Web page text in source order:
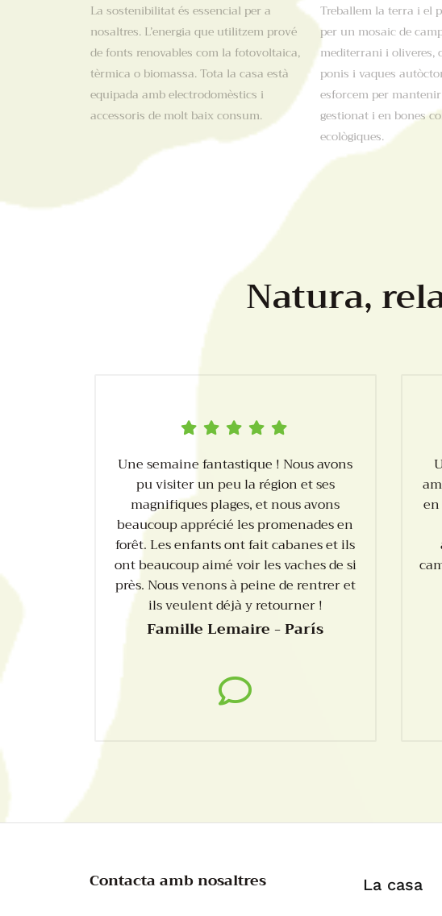
La sostenibilitat és essencial per a
nosaltres. L’energia que utilitzem prové
de fonts renovables com la fotovoltaica,
tèrmica o biomassa. Tota la casa està
equipada amb electrodomèstics i
accessoris de molt baix consum.
Treballem la terra i el
per un mosaic de
mediterrani i oliveres,
ponis i vaques
esforcem per
gestionat i en bones
ecològiques.
Natura,
Une semaine fantastique ! Nous avons
pu visiter un peu la région et ses
magnifiques plages, et nous avons
beaucoup apprécié les promenades en
forêt. Les enfants ont fait cabanes et ils
ont beaucoup aimé voir les vaches de si
près. Nous venons à peine de rentrer et
ils veulent déjà y retourner !
Famille Lemaire - París
Contacta amb nosaltres La casa